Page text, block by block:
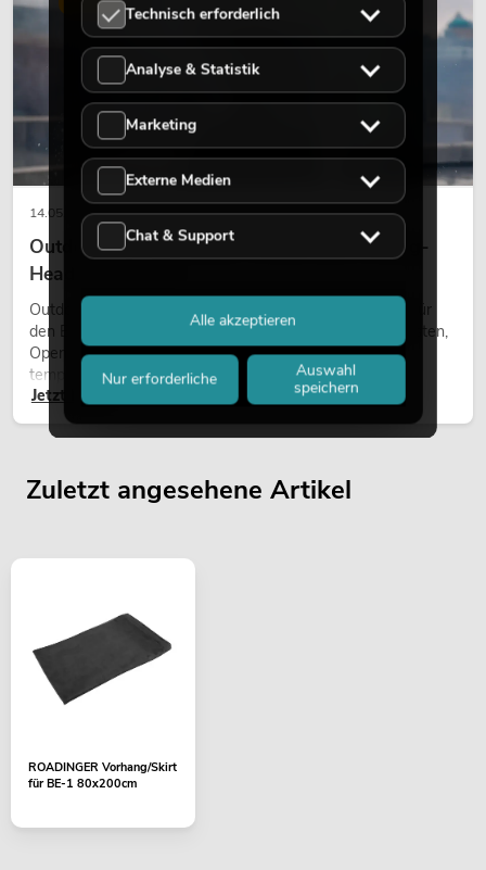
14.05.2026
Outdoor Moving-Heads: Wetterfeste Moving-
Heads bei Events
Outdoor Moving-Heads sind bewegliche Scheinwerfer für
den Einsatz im Freien. Sie werden bei Festivals, Stadtfesten,
Open-Air-Konzerten, Architekturinszenierungen und
temporären Außeninstallationen eingesetzt.
Jetzt lesen
Zuletzt angesehene Artikel
ROADINGER Vorhang/Skirt
für BE-1 80x200cm
Technisch erforderlich
Analyse & Statistik
Marketing
Externe Medien
Chat & Support
Nur erforderliche
Auswahl
speichern
Alle akzeptieren